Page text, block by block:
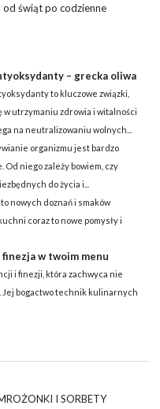
od świąt po codzienne
– grecka oliwa
to kluczowe związki,
utrzymaniu zdrowia i witalności
na neutralizowaniu wolnych...
organizmu jest bardzo
Od niego zależy bowiem, czy
do życia i...
nowych doznań i smaków
coraz to nowe pomysły i
w twoim menu
i finezji, która zachwyca nie
Jej bogactwo technik kulinarnych
I SORBETY